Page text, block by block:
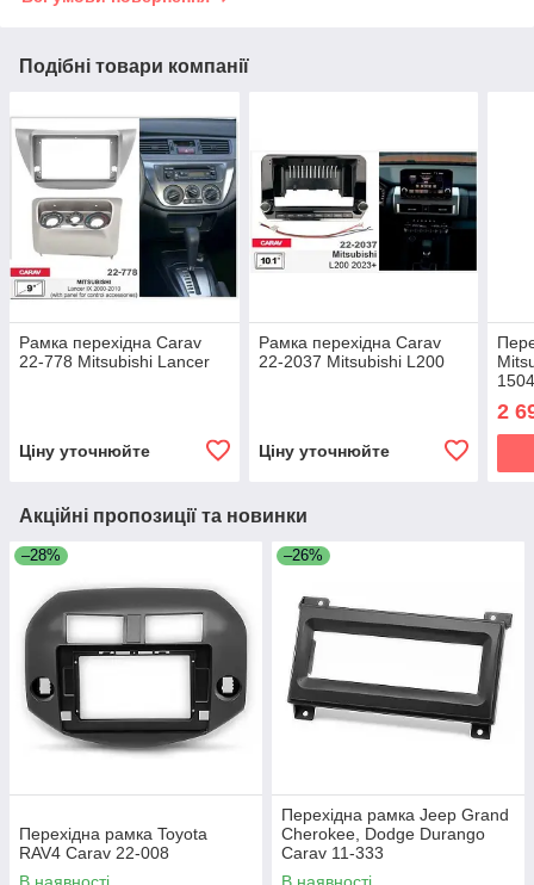
Подібні товари компанії
Рамка перехідна Carav
22-778 Mitsubishi Lancer
Ціну уточнюйте
Рамка перехідна Carav
22-2037 Mitsubishi L200
Ціну уточнюйте
2
Акційні пропозиції та новинки
–28%
Перехідна рамка Toyota
RAV4 Carav 22-008
–26%
Перехідна рамка Jeep Grand
Cherokee, Dodge Durango
Carav 11-333